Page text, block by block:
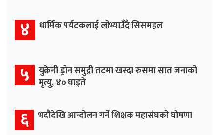
४ धार्मिक पर्यटकलाई लोभ्याउँदै सिसमहल
५ युक्रेनी ड्रोन समुद्री तटमा खस्दा रुसमा सात जनाको
मृत्यु, ४० घाइते
६ भदौदेखि आन्दोलन गर्ने शिक्षक महासंघको घोषणा